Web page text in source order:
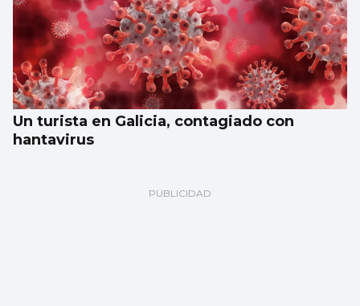
Un turista en Galicia, contagiado con
hantavirus